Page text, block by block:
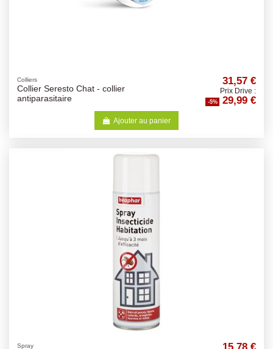
Colliers
Collier Seresto Chat - collier
antiparasitaire
31,57 €
Prix Drive :
-5% 29,99 €
Ajouter au panier
Spray 15,78 €